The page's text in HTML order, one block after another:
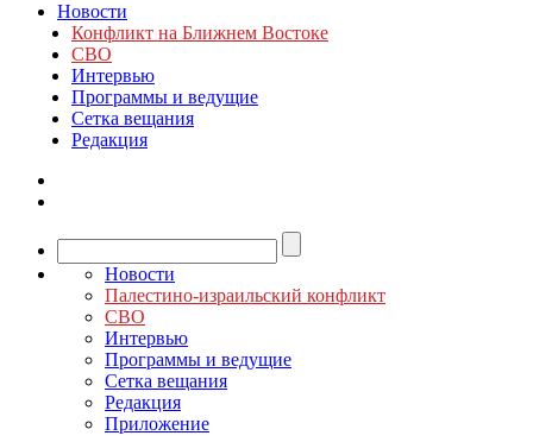
Новости
Конфликт на Ближнем Востоке
СВО
Интервью
Программы и ведущие
Сетка вещания
Редакция
Новости
Палестино-израильский конфликт
СВО
Интервью
Программы и ведущие
Сетка вещания
Редакция
Приложение